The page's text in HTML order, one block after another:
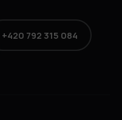
+420 792 315 084